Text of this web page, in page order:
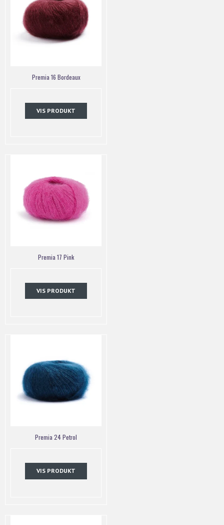
Premia 16 Bordeaux
VIS PRODUKT
Premia 17 Pink
VIS PRODUKT
Premia 24 Petrol
VIS PRODUKT